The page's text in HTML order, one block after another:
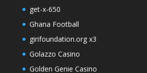
get-x-650
Ghana Football
girifoundation.org x3
Golazzo Casino
Golden Genie Casino